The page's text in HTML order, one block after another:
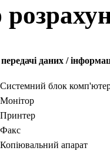
даних /
Системний блок
Монітор
Принтер
Факс
Копіювальний апарат